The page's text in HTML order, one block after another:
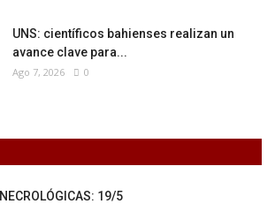
UNS: científicos bahienses realizan un
avance clave para...
Ago 7, 2026 0
NECROLÓGICAS: 19/5